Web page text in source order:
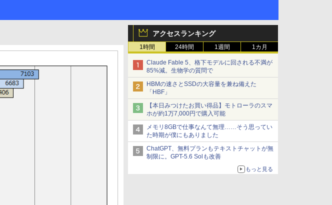
アクセスランキング
1時間 24時間 1週間 1カ月
Claude Fable 5、格下モデルに回される不満が
85%減。生物学の質問で
HBMの速さとSSDの大容量を兼ね備えた
「HBF」
【本日みつけたお買い得品】モトローラのスマ
ホが約1万7,000円で購入可能
メモリ8GBで仕事なんて無理……そう思ってい
た時期が僕にもありました
ChatGPT、無料プランもテキストチャットが無
制限に。GPT-5.6 Solも改善
もっと見る